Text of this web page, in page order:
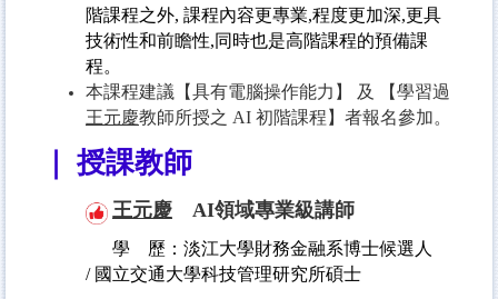
階課程之外, 課程內容更專業,程度更加深,更具
技術性和前瞻性,同時也是高階課程的預備課
程。
本課程建議【具有電腦操作能力】 及 【學習過
王元慶教師所授之 AI 初階課程】者報名參加。
｜ 授課教師
王元慶 AI領域專業級講師
學 歷： 淡江大學財務金融系博士候選人
/ 國立交通大學科技管理研究所碩士